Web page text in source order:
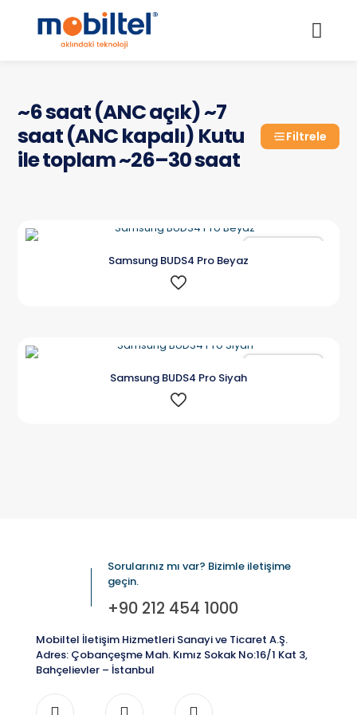
~6 saat (ANC açık) ~7
saat (ANC kapalı) Kutu
ile toplam ~26–30 saat
Filtrele
Samsung BUDS4 Pro Beyaz
Samsung BUDS4 Pro Siyah
Sorularınız mı var? Bizimle iletişime
geçin.
+90 212 454 1000
Mobiltel İletişim Hizmetleri Sanayi ve Ticaret A.Ş.
Adres: Çobançeşme Mah. Kımız Sokak No:16/1 Kat 3,
Bahçelievler – İstanbul